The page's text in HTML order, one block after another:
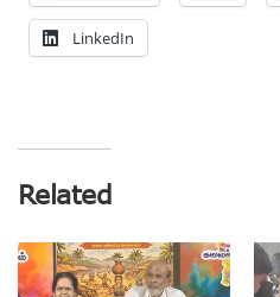
LinkedIn
Related